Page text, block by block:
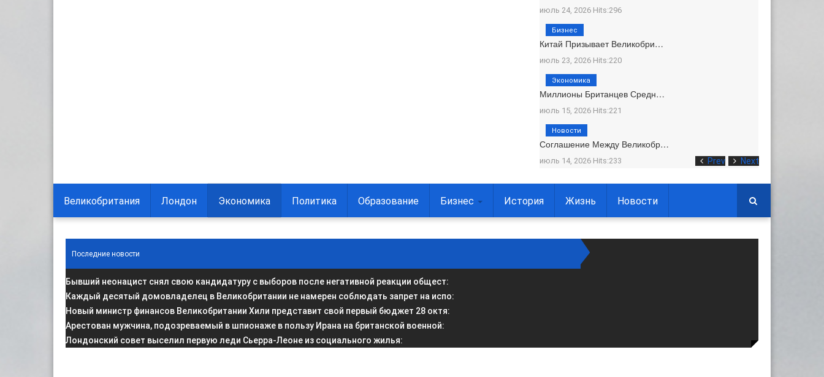
Prev Next
июль 24, 2026 Hits:296
Китай Призывает Великобри…
июль 23, 2026 Hits:220
Бизнес
Миллионы Британцев Средн…
июль 15, 2026 Hits:221
Экономика
Соглашение Между Великобр…
июль 14, 2026 Hits:233
Новости
Великобритания Лондон Экономика Политика Образование Бизнес История Жизнь Новости
Последние новости
Бывший неонацист снял свою кандидатуру с выборов после негативной реакции общест:
Каждый десятый домовладелец в Великобритании не намерен соблюдать запрет на испо:
Новый министр финансов Великобритании Хили представит свой первый бюджет 28 октя:
Арестован мужчина, подозреваемый в шпионаже в пользу Ирана на британской военной:
Лондонский совет выселил первую леди Сьерра-Леоне из социального жилья: